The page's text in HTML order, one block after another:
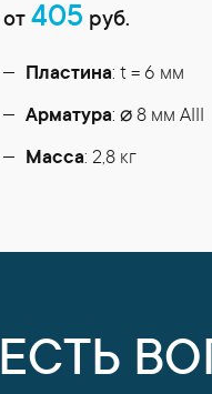
от405 руб.
Пластина: t = 6 мм
Арматура: ⌀ 8 мм АIII
Масса: 2,8 кг
ЕСТЬ